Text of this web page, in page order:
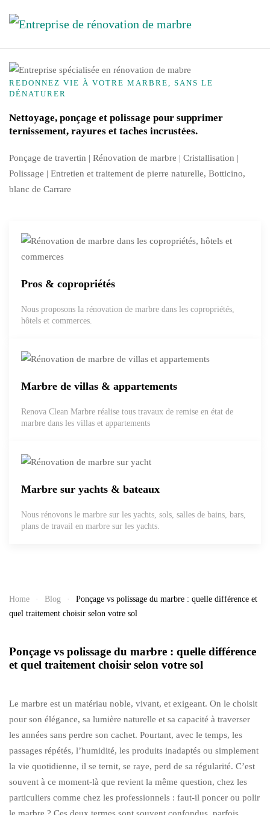
Skip to main content
REDONNEZ VIE À VOTRE MARBRE, SANS LE
DÉNATURER
Nettoyage, ponçage et polissage pour supprimer
ternissement, rayures et taches incrustées.
Ponçage de travertin | Rénovation de marbre | Cristallisation |
Polissage | Entretien et traitement de pierre naturelle, Botticino,
blanc de Carrare
Pros & copropriétés
Nous proposons la rénovation de marbre dans les copropriétés,
hôtels et commerces.
Marbre de villas & appartements
Renova Clean Marbre réalise tous travaux de remise en état de
marbre dans les villas et appartements
Marbre sur yachts & bateaux
Nous rénovons le marbre sur les yachts, sols, salles de bains, bars,
plans de travail en marbre sur les yachts.
Home Blog
Ponçage vs polissage du marbre : quelle différence et
quel traitement choisir selon votre sol
Ponçage vs polissage du marbre : quelle différence
et quel traitement choisir selon votre sol
Le marbre est un matériau noble, vivant, et exigeant. On le choisit
pour son élégance, sa lumière naturelle et sa capacité à traverser
les années sans perdre son cachet. Pourtant, avec le temps, les
passages répétés, l’humidité, les produits inadaptés ou simplement
la vie quotidienne, il se ternit, se raye, perd de sa régularité. C’est
souvent à ce moment-là que revient la même question, chez les
particuliers comme chez les professionnels : faut-il poncer ou polir
le marbre ? Ces deux termes sont souvent confondus, parfois